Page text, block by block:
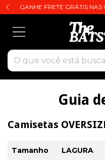
GANHE FRETE GRÁTIS
Guia
Camisetas
Tamanho LAGURA